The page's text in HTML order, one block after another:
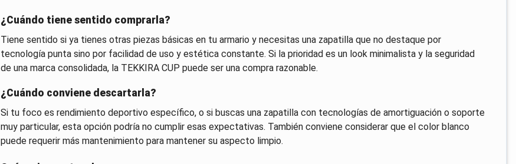
¿Cuándo tiene sentido comprarla?
Tiene sentido si ya tienes otras piezas básicas en tu armario y necesitas una zapatilla que no destaque por
tecnología punta sino por facilidad de uso y estética constante. Si la prioridad es un look minimalista y la seguridad
de una marca consolidada, la TEKKIRA CUP puede ser una compra razonable.
¿Cuándo conviene descartarla?
Si tu foco es rendimiento deportivo específico, o si buscas una zapatilla con tecnologías de amortiguación o soporte
muy particular, esta opción podría no cumplir esas expectativas. También conviene considerar que el color blanco
puede requerir más mantenimiento para mantener su aspecto limpio.